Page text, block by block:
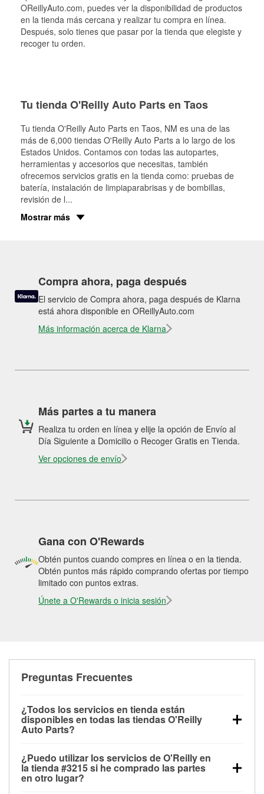
OReillyAuto.com, puedes ver la disponibilidad de productos
en la tienda más cercana y realizar tu compra en línea.
Después, solo tienes que pasar por la tienda que elegiste y
recoger tu orden.
Tu tienda O'Reilly Auto Parts en Taos
Tu tienda O'Reilly Auto Parts en Taos, NM es una de las
más de 6,000 tiendas O'Reilly Auto Parts a lo largo de los
Estados Unidos. Contamos con todas las autopartes,
herramientas y accesorios que necesitas, también
ofrecemos servicios gratis en la tienda como: pruebas de
batería, instalación de limpiaparabrisas y de bombillas,
revisión de l...
Mostrar más
Compra ahora, paga después
El servicio de Compra ahora, paga después de Klarna
está ahora disponible en OReillyAuto.com
Más información acerca de Klarna
Más partes a tu manera
Realiza tu orden en línea y elije la opción de Envío al
Día Siguiente a Domicilio o Recoger Gratis en Tienda.
Ver opciones de envío
Gana con O'Rewards
Obtén puntos cuando compres en línea o en la tienda.
Obtén puntos más rápido comprando ofertas por tiempo
limitado con puntos extras.
Únete a O'Rewards o inicia sesión
Preguntas Frecuentes
¿Todos los servicios en tienda están
disponibles en todas las tiendas O'Reilly
Auto Parts?
las pruebas de batería, pruebas de alternador y
motor de arranque, revisión de la luz “Check Engine”
con O'Reilly VeriScan® e instalación de
¿Puedo utilizar los servicios de O'Reilly en
la tienda #3215 si he comprado las partes
en otro lugar?